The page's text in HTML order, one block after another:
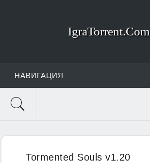
IgraTorrent.Com
НАВИГАЦИЯ
Tormented Souls v1.20